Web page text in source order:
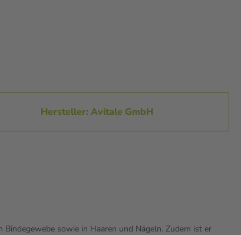
Hersteller: Avitale GmbH
sowie in Haaren und Nägeln. Zudem ist er